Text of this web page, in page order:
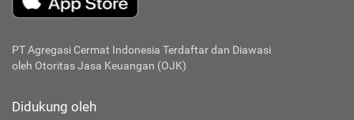
PT Agregasi Cermat Indonesia Terdaftar dan Diawasi
oleh Otoritas Jasa Keuangan (OJK)
Didukung oleh